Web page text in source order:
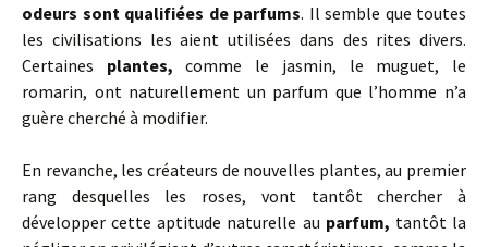
odeurs sont qualifiées de parfums. Il semble que toutes
les civilisations les aient utilisées dans des rites divers.
Certaines plantes, comme le jasmin, le muguet, le
romarin, ont naturellement un parfum que l’homme n’a
guère cherché à modifier.
En revanche, les créateurs de nouvelles plantes, au premier
rang desquelles les roses, vont tantôt chercher à
développer cette aptitude naturelle au parfum, tantôt la